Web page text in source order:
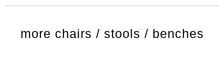
more chairs / stools / benches